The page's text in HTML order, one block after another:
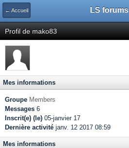
← Accueil LS forums
Profil de mako83
Mes informations
Groupe Members
Messages 6
Inscrit(e) (le) 05-janvier 17
Dernière activité janv. 12 2017 08:59
Mes informations